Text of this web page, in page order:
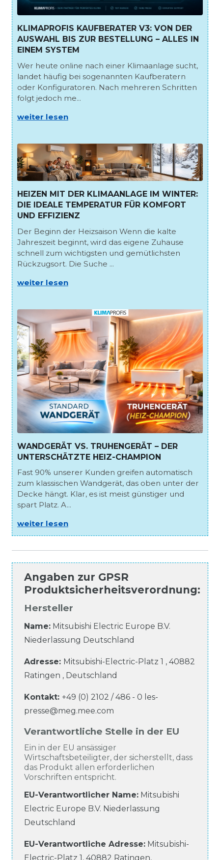
KLIMAPROFIS KAUFBERATER V3: VON DER
AUSWAHL BIS ZUR BESTELLUNG – ALLES IN
EINEM SYSTEM
Wer heute online nach einer Klimaanlage sucht,
landet häufig bei sogenannten Kaufberatern
oder Konfiguratoren. Nach mehreren Schritten
folgt jedoch me...
weiter lesen
HEIZEN MIT DER KLIMAANLAGE IM WINTER:
DIE IDEALE TEMPERATUR FÜR KOMFORT
UND EFFIZIENZ
Der Beginn der Heizsaison Wenn die kalte
Jahreszeit beginnt, wird das eigene Zuhause
schnell zum wichtigsten und gemütlichsten
Rückzugsort. Die Suche ...
weiter lesen
WANDGERÄT VS. TRUHENGERÄT – DER
UNTERSCHÄTZTE HEIZ-CHAMPION
Fast 90% unserer Kunden greifen automatisch
zum klassischen Wandgerät, das oben unter der
Decke hängt. Klar, es ist meist günstiger und
spart Platz. A...
weiter lesen
Angaben zur GPSR
Produktsicherheitsverordnung:
Hersteller
Name: Mitsubishi Electric Europe B.V.
Niederlassung Deutschland
Adresse: Mitsubishi-Electric-Platz 1 , 40882
Ratingen , Deutschland
Kontakt: +49 (0) 2102 / 486 - 0 les-
presse@meg.mee.com
Verantwortliche Stelle in der EU
Ein in der EU ansässiger
Wirtschaftsbeteiligter, der sicherstellt, dass
das Produkt allen erforderlichen
Vorschriften entspricht.
EU-Verantwortlicher Name: Mitsubishi
Electric Europe B.V. Niederlassung
Deutschland
EU-Verantwortliche Adresse: Mitsubishi-
Electric-Platz 1, 40882 Ratingen,